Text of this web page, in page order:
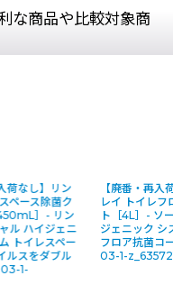
な商品や比較対象商
リン
菌ク
- リン
ジェニ
スペー
ブル
【廃番・再入荷なし】
レイ トイレフロア抗菌
ト［4L］- ソーシャル
ジェニック システム
フロア抗菌コート [
03-1-z_635721